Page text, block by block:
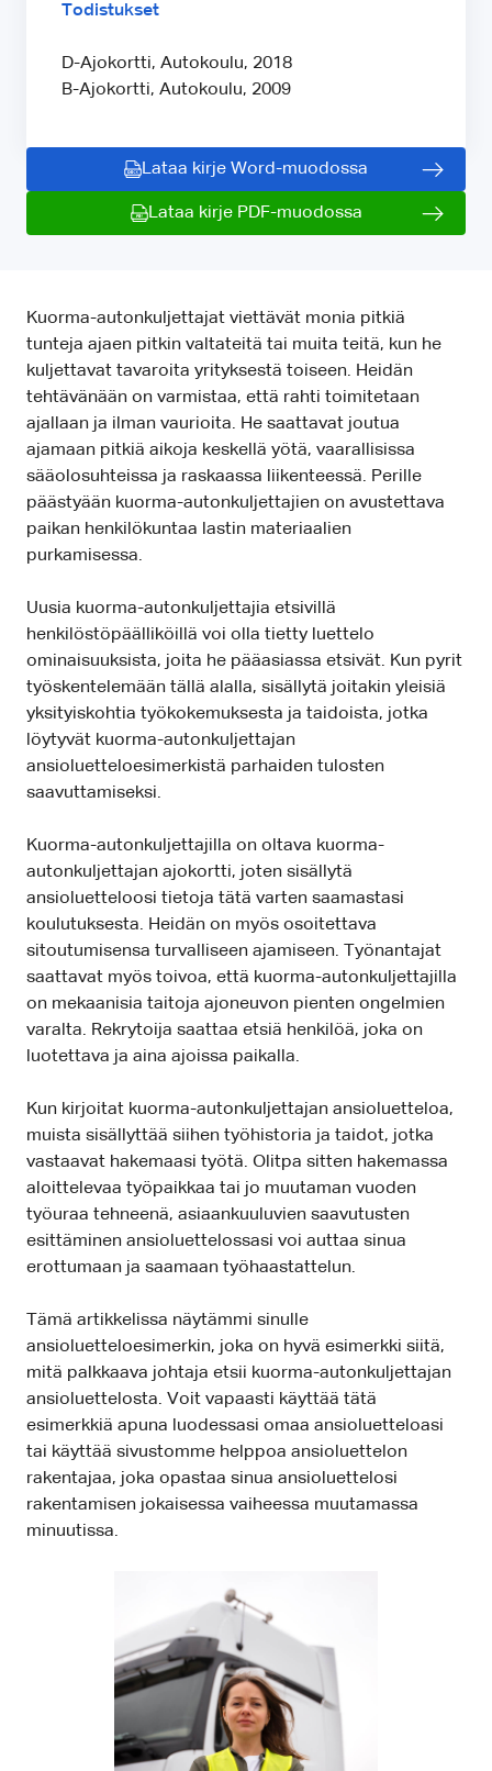
Todistukset
D-Ajokortti, Autokoulu, 2018
B-Ajokortti, Autokoulu, 2009
Lataa kirje Word-muodossa
Lataa kirje PDF-muodossa
Kuorma-autonkuljettajat viettävät monia pitkiä
tunteja ajaen pitkin valtateitä tai muita teitä, kun he
kuljettavat tavaroita yrityksestä toiseen. Heidän
tehtävänään on varmistaa, että rahti toimitetaan
ajallaan ja ilman vaurioita. He saattavat joutua
ajamaan pitkiä aikoja keskellä yötä, vaarallisissa
sääolosuhteissa ja raskaassa liikenteessä. Perille
päästyään kuorma-autonkuljettajien on avustettava
paikan henkilökuntaa lastin materiaalien
purkamisessa.
Uusia kuorma-autonkuljettajia etsivillä
henkilöstöpäälliköillä voi olla tietty luettelo
ominaisuuksista, joita he pääasiassa etsivät. Kun pyrit
työskentelemään tällä alalla, sisällytä joitakin yleisiä
yksityiskohtia työkokemuksesta ja taidoista, jotka
löytyvät kuorma-autonkuljettajan
ansioluetteloesimerkistä parhaiden tulosten
saavuttamiseksi.
Kuorma-autonkuljettajilla on oltava kuorma-
autonkuljettajan ajokortti, joten sisällytä
ansioluetteloosi tietoja tätä varten saamastasi
koulutuksesta. Heidän on myös osoitettava
sitoutumisensa turvalliseen ajamiseen. Työnantajat
saattavat myös toivoa, että kuorma-autonkuljettajilla
on mekaanisia taitoja ajoneuvon pienten ongelmien
varalta. Rekrytoija saattaa etsiä henkilöä, joka on
luotettava ja aina ajoissa paikalla.
Kun kirjoitat kuorma-autonkuljettajan ansioluetteloa,
muista sisällyttää siihen työhistoria ja taidot, jotka
vastaavat hakemaasi työtä. Olitpa sitten hakemassa
aloittelevaa työpaikkaa tai jo muutaman vuoden
työuraa tehneenä, asiaankuuluvien saavutusten
esittäminen ansioluettelossasi voi auttaa sinua
erottumaan ja saamaan työhaastattelun.
Tämä artikkelissa näytämmi sinulle
ansioluetteloesimerkin, joka on hyvä esimerkki siitä,
mitä palkkaava johtaja etsii kuorma-autonkuljettajan
ansioluettelosta. Voit vapaasti käyttää tätä
esimerkkiä apuna luodessasi omaa ansioluetteloasi
tai käyttää sivustomme helppoa ansioluettelon
rakentajaa, joka opastaa sinua ansioluettelosi
rakentamisen jokaisessa vaiheessa muutamassa
minuutissa.